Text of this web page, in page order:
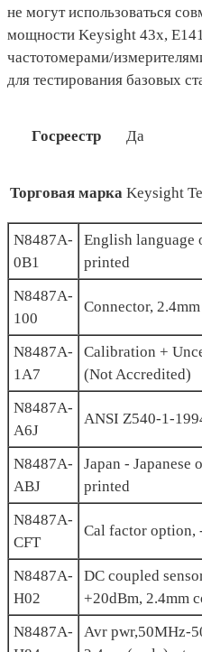
не могут использоваться
мощности Keysight 43x,
частотомерами/
для тестирования базовых
Госреестр Да
Торговая марка Keysight
N8487A-
0B1
English language
printed
N8487A-
100
Connector, 2.4mm
N8487A-
1A7
Calibration +
(Not Accredited)
N8487A-
A6J
ANSI Z540-1-
N8487A-
ABJ
Japan - Japanese
printed
N8487A-
CFT
Cal factor option,
N8487A-
H02
DC coupled
+20dBm, 2.4mm
N8487A-
Avr pwr,50MHz-